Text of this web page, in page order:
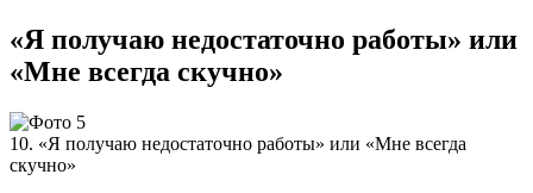
«Я получаю недостаточно работы» или
«Мне всегда скучно»
10. «Я получаю недостаточно работы» или «Мне всегда
скучно»